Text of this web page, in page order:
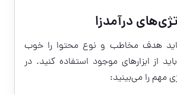
درآمدزا
باید هدف مخاطب و نوع محتوا را خوب
از ابزارهای موجود استفاده کنید. در
مهم را می‌بینید: